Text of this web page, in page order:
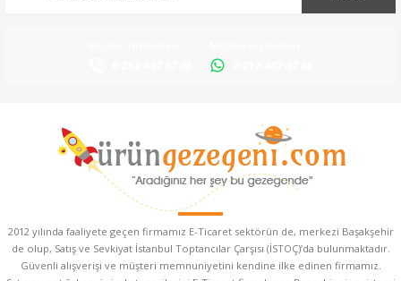
2012 yılında faaliyete geçen firmamız E-Ticaret sektörün de, merkezi Başakşehir
de olup, Satış ve Sevkiyat İstanbul Toptancılar Çarşısı (İSTOÇ)’da bulunmaktadır.
Güvenli alışverişi ve müşteri memnuniyetini kendine ilke edinen firmamız.